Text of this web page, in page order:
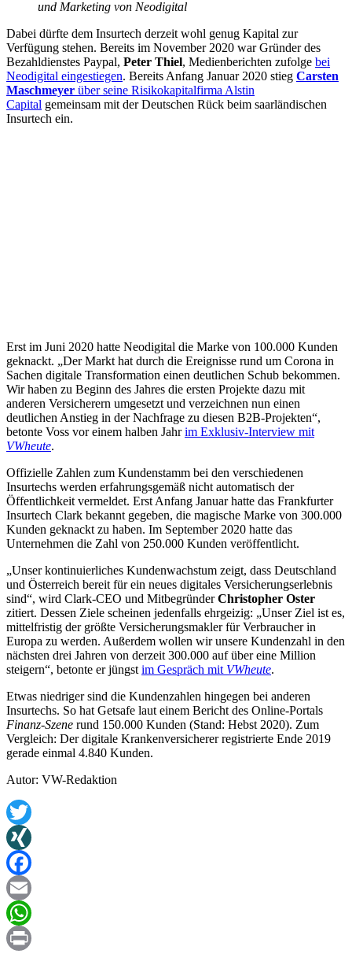
und Marketing von Neodigital
Dabei dürfte dem Insurtech derzeit wohl genug Kapital zur
Verfügung stehen. Bereits im November 2020 war Gründer des
Bezahldienstes Paypal, Peter Thiel, Medienberichten zufolge bei
Neodigital eingestiegen. Bereits Anfang Januar 2020 stieg Carsten
Maschmeyer über seine Risikokapitalfirma Alstin
Capital gemeinsam mit der Deutschen Rück beim saarländischen
Insurtech ein.
Erst im Juni 2020 hatte Neodigital die Marke von 100.000 Kunden
geknackt. „Der Markt hat durch die Ereignisse rund um Corona in
Sachen digitale Transformation einen deutlichen Schub bekommen.
Wir haben zu Beginn des Jahres die ersten Projekte dazu mit
anderen Versicherern umgesetzt und verzeichnen nun einen
deutlichen Anstieg in der Nachfrage zu diesen B2B-Projekten“,
betonte Voss vor einem halben Jahrim Exklusiv-Interview mit
VWheute.
Offizielle Zahlen zum Kundenstamm bei den verschiedenen
Insurtechs werden erfahrungsgemäß nicht automatisch der
Öffentlichkeit vermeldet. Erst Anfang Januar hatte das Frankfurter
Insurtech Clark bekannt gegeben, die magische Marke von 300.000
Kunden geknackt zu haben. Im September 2020 hatte das
Unternehmen die Zahl von 250.000 Kunden veröffentlicht.
„Unser kontinuierliches Kundenwachstum zeigt, dass Deutschland
und Österreich bereit für ein neues digitales Versicherungserlebnis
sind“, wird Clark-CEO und MitbegründerChristopher Oster
zitiert. Dessen Ziele scheinen jedenfalls ehrgeizig: „Unser Ziel ist es,
mittelfristig der größte Versicherungsmakler für Verbraucher in
Europa zu werden. Außerdem wollen wir unsere Kundenzahl in den
nächsten drei Jahren von derzeit 300.000 auf über eine Million
steigern“, betonte er jüngstim Gespräch mit VWheute.
Etwas niedriger sind die Kundenzahlen hingegen bei anderen
Insurtechs. So hat Getsafe laut einem Bericht des Online-Portals
Finanz-Szene rund 150.000 Kunden (Stand: Hebst 2020). Zum
Vergleich: Der digitale Krankenversicherer registrierte Ende 2019
gerade einmal 4.840 Kunden.
Autor: VW-Redaktion
Twitter
XING
Facebook
Email
WhatsApp